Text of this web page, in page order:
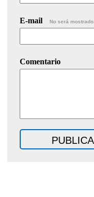
E-mail No será mostrado.
Comentario